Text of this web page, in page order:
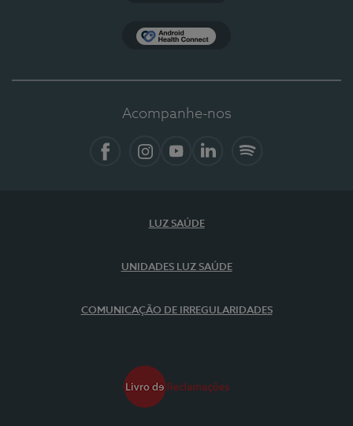
Acompanhe-nos
LUZ SAÚDE
UNIDADES LUZ SAÚDE
COMUNICAÇÃO DE IRREGULARIDADES